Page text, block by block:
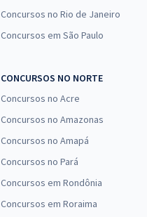
Concursos no Rio de Janeiro
Concursos em São Paulo
CONCURSOS NO NORTE
Concursos no Acre
Concursos no Amazonas
Concursos no Amapá
Concursos no Pará
Concursos em Rondônia
Concursos em Roraima